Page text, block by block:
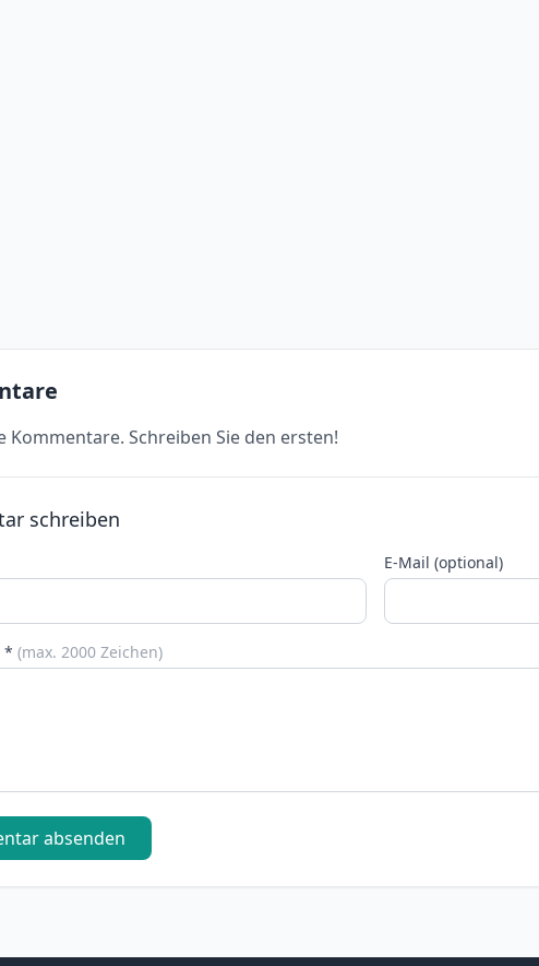
Kommentare. Schreiben Sie den ersten!
schreiben
E-Mail (optional)
* (max. 2000 Zeichen)
absenden